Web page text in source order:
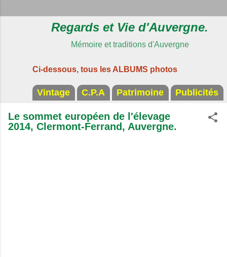
Regards et Vie d'Auvergne.
Mémoire et traditions d'Auvergne
Ci-dessous, tous les ALBUMS photos
Vintage C.P.A Patrimoine Publicités
Le sommet européen de l'élevage
2014, Clermont-Ferrand, Auvergne.